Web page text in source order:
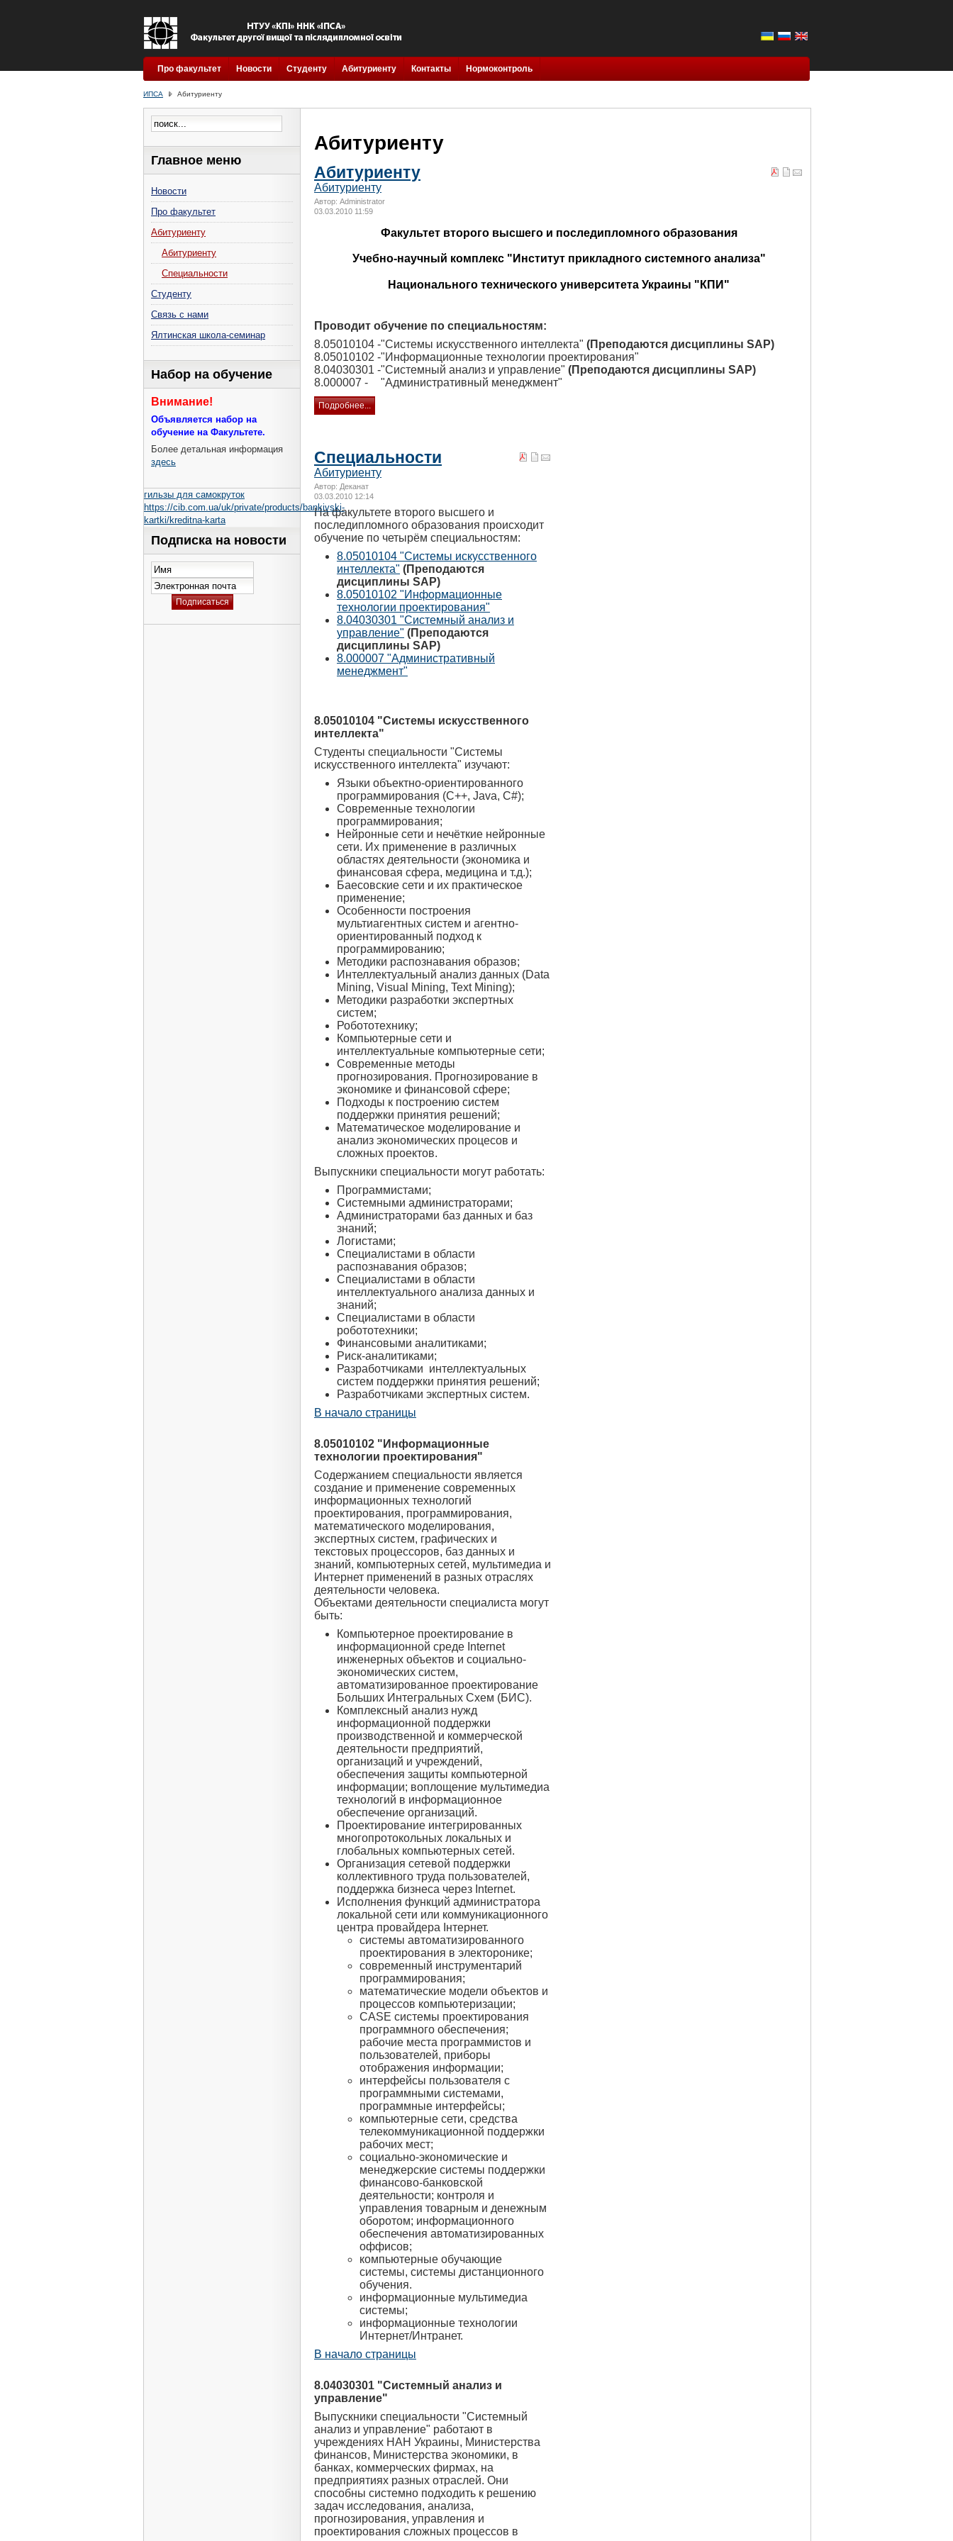
Про факультет Новости Студенту Абитуриенту Контакты Нормоконтроль
ИПСА Абитуриенту
Абитуриенту
Абитуриенту
Абитуриенту
Автор: Administrator
03.03.2010 11:59
Факультет второго высшего и последипломного образования
Учебно-научный комплекс "Институт прикладного системного анализа"
Национального технического университета Украины "КПИ"
Проводит обучение по специальностям:
8.05010104 -"Системы искусственного интеллекта" (Преподаются дисциплины SAP)
8.05010102 -"Информационные технологии проектирования"
8.04030301 -"Системный анализ и управление" (Преподаются дисциплины SAP)
8.000007 -
"Административный менеджмент"
Подробнее...
Специальности
Абитуриенту
Автор: Деканат
03.03.2010 12:14
На факультете второго высшего и
последипломного образования происходит
обучение по четырём специальностям:
8.05010104 "Системы искусственного
интеллекта" (Преподаются
дисциплины SAP)
8.05010102 "Информационные
технологии проектирования"
8.04030301 "Системный анализ и
управление" (Преподаются
дисциплины SAP)
8.000007 "Административный
менеджмент"
8.05010104 "Системы искусственного
интеллекта"
Студенты специальности "Системы
искусственного интеллекта" изучают:
Языки объектно-ориентированного
программирования (C++, Java, C#);
Современные технологии
программирования;
Нейронные сети и нечёткие нейронные
сети. Их применение в различных
областях деятельности (экономика и
финансовая сфера, медицина и т.д.);
Баесовские сети и их практическое
применение;
Особенности построения
мультиагентных систем и агентно-
ориентированный подход к
программированию;
Методики распознавания образов;
Интеллектуальный анализ данных (Data
Mining, Visual Mining, Text Mining);
Методики разработки экспертных
систем;
Робототехнику;
Компьютерные сети и
интеллектуальные компьютерные сети;
Современные методы
прогнозирования. Прогнозирование в
экономике и финансовой сфере;
Подходы к построению систем
поддержки принятия решений;
Математическое моделирование и
анализ экономических процесов и
сложных проектов.
Выпускники специальности могут работать:
Программистами;
Системными администраторами;
Администраторами баз данных и баз
знаний;
Логистами;
Специалистами в области
распознавания образов;
Специалистами в области
интеллектуального анализа данных и
знаний;
Специалистами в области
робототехники;
Финансовыми аналитиками;
Риск-аналитиками;
Разработчиками интеллектуальных
систем поддержки принятия решений;
Разработчиками экспертных систем.
В начало страницы
8.05010102 "Информационные
технологии проектирования"
Содержанием специальности является
создание и применение современных
информационных технологий
проектирования, программирования,
математического моделирования,
экспертных систем, графических и
текстовых процессоров, баз данных и
знаний, компьютерных сетей, мультимедиа и
Интернет применений в разных отраслях
деятельности человека.
Объектами деятельности специалиста могут
быть:
Компьютерное проектирование в
информационной среде Internet
инженерных объектов и социально-
экономических систем,
автоматизированное проектирование
Больших Интегральных Схем (БИС).
Комплексный анализ нужд
информационной поддержки
производственной и коммерческой
деятельности предприятий,
организаций и учреждений,
обеспечения защиты компьютерной
информации; воплощение мультимедиа
технологий в информационное
обеспечение организаций.
Проектирование интегрированных
многопротокольных локальных и
глобальных компьютерных сетей.
Организация сетевой поддержки
коллективного труда пользователей,
поддержка бизнеса через Internet.
Исполнения функций администратора
локальной сети или коммуникационного
центра провайдера Інтернет.
системы автоматизированного
проектирования в электоронике;
современный инструментарий
программирования;
математические модели объектов и
процессов компьютеризации;
CASE системы проектирования
программного обеспечения;
рабочие места программистов и
пользователей, приборы
отображения информации;
интерфейсы пользователя с
программными системами,
программные интерфейсы;
компьютерные сети, средства
телекоммуникационной поддержки
рабочих мест;
социально-экономические и
менеджерские системы поддержки
финансово-банковской
деятельности; контроля и
управления товарным и денежным
оборотом; информационного
обеспечения автоматизированных
оффисов;
компьютерные обучающие
системы, системы дистанционного
обучения.
информационные мультимедиа
системы;
информационные технологии
Интернет/Интранет.
В начало страницы
8.04030301 "Системный анализ и
управление"
Выпускники специальности "Системный
анализ и управление" работают в
учреждениях НАН Украины, Министерства
финансов, Министерства экономики, в
банках, коммерческих фирмах, на
предприятиях разных отраслей. Они
способны системно подходить к решению
задач исследования, анализа,
прогнозирования, управления и
проектирования сложных процессов в
Главное меню
Новости
Про факультет
Абитуриенту
Абитуриенту
Специальности
Студенту
Связь с нами
Ялтинская школа-семинар
Набор на обучение
Внимание!
Объявляется набор на
обучение на Факультете.
Более детальная информация
здесь
гильзы для самокруток
https://cib.com.ua/uk/private/products/bankivski-
kartki/kreditna-karta
Подписка на новости